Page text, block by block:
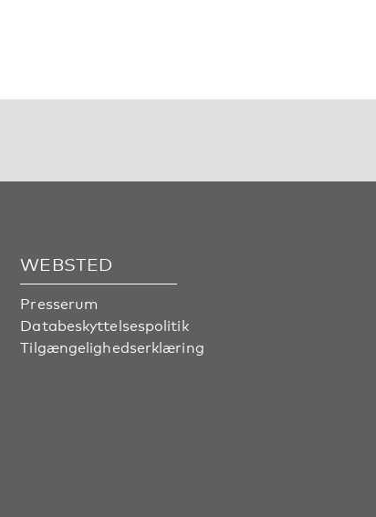
WEBSTED
Presserum
Databeskyttelsespolitik
Tilgængelighedserklæring